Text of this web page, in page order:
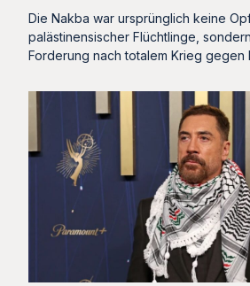
Die Nakba war ursprünglich keine
palästinensischer Flüchtlinge,
Forderung nach totalem Krieg gegen